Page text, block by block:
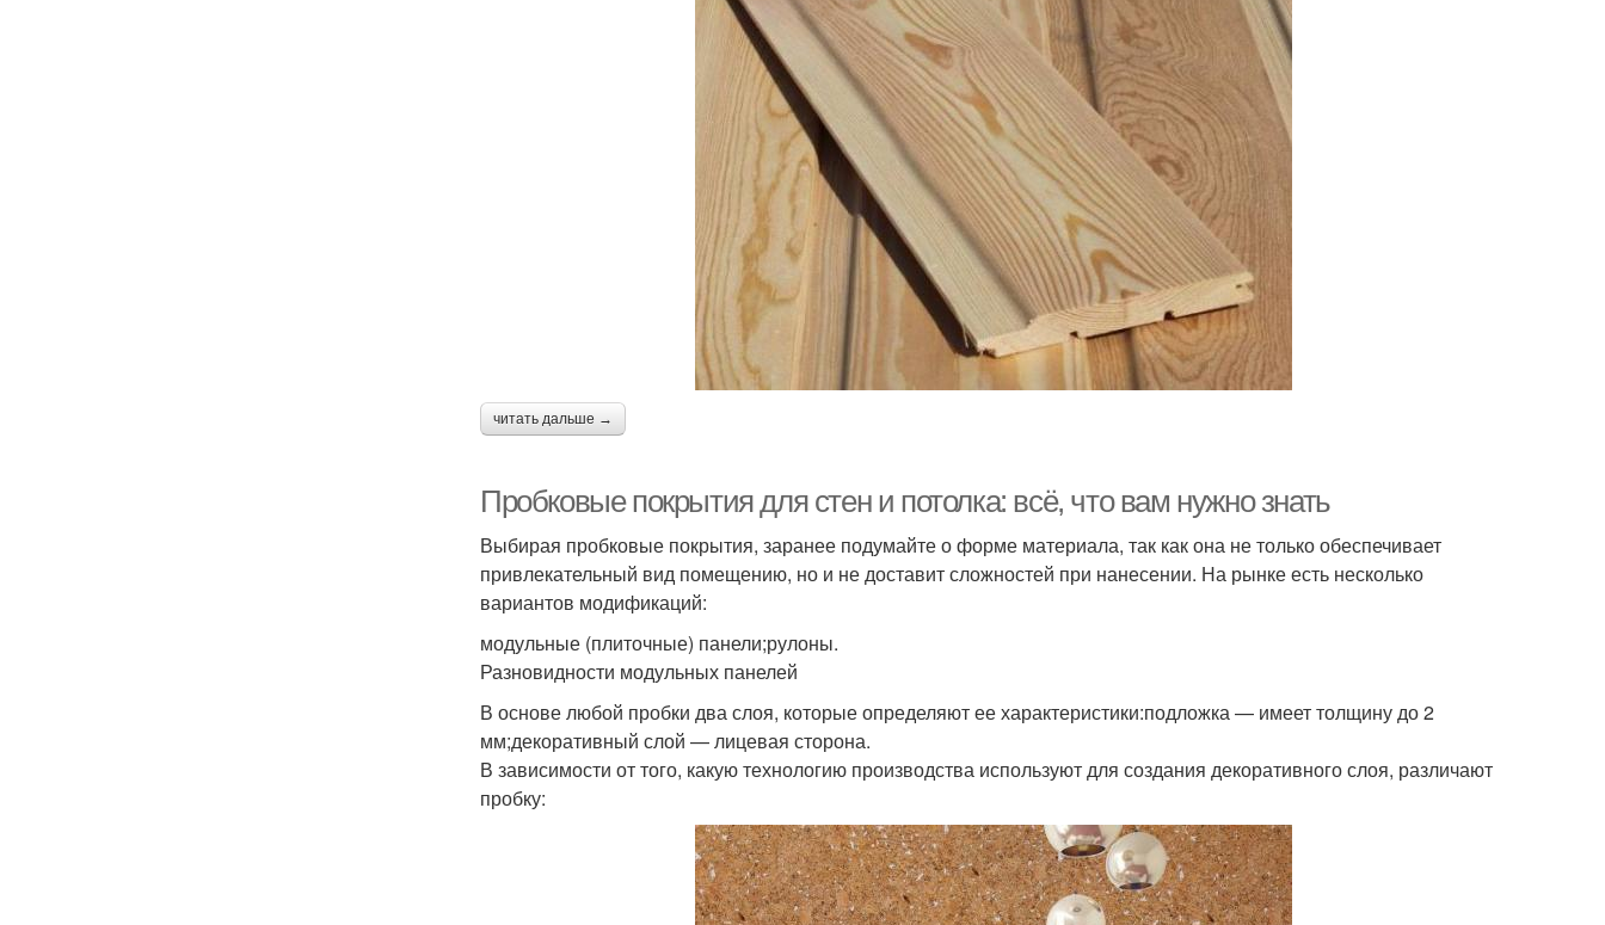
читать дальше →
Пробковые покрытия для стен и потолка: всё, что вам нужно знать
Выбирая пробковые покрытия, заранее подумайте о форме материала, так как она не только обеспечивает
привлекательный вид помещению, но и не доставит сложностей при нанесении. На рынке есть несколько
вариантов модификаций:
модульные (плиточные) панели;рулоны.
Разновидности модульных панелей
В основе любой пробки два слоя, которые определяют ее характеристики:подложка — имеет толщину до 2
мм;декоративный слой — лицевая сторона.
В зависимости от того, какую технологию производства используют для создания декоративного слоя, различают
пробку: